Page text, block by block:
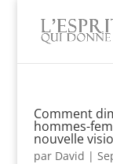
Comment
hommes-
nouvelle
par David |